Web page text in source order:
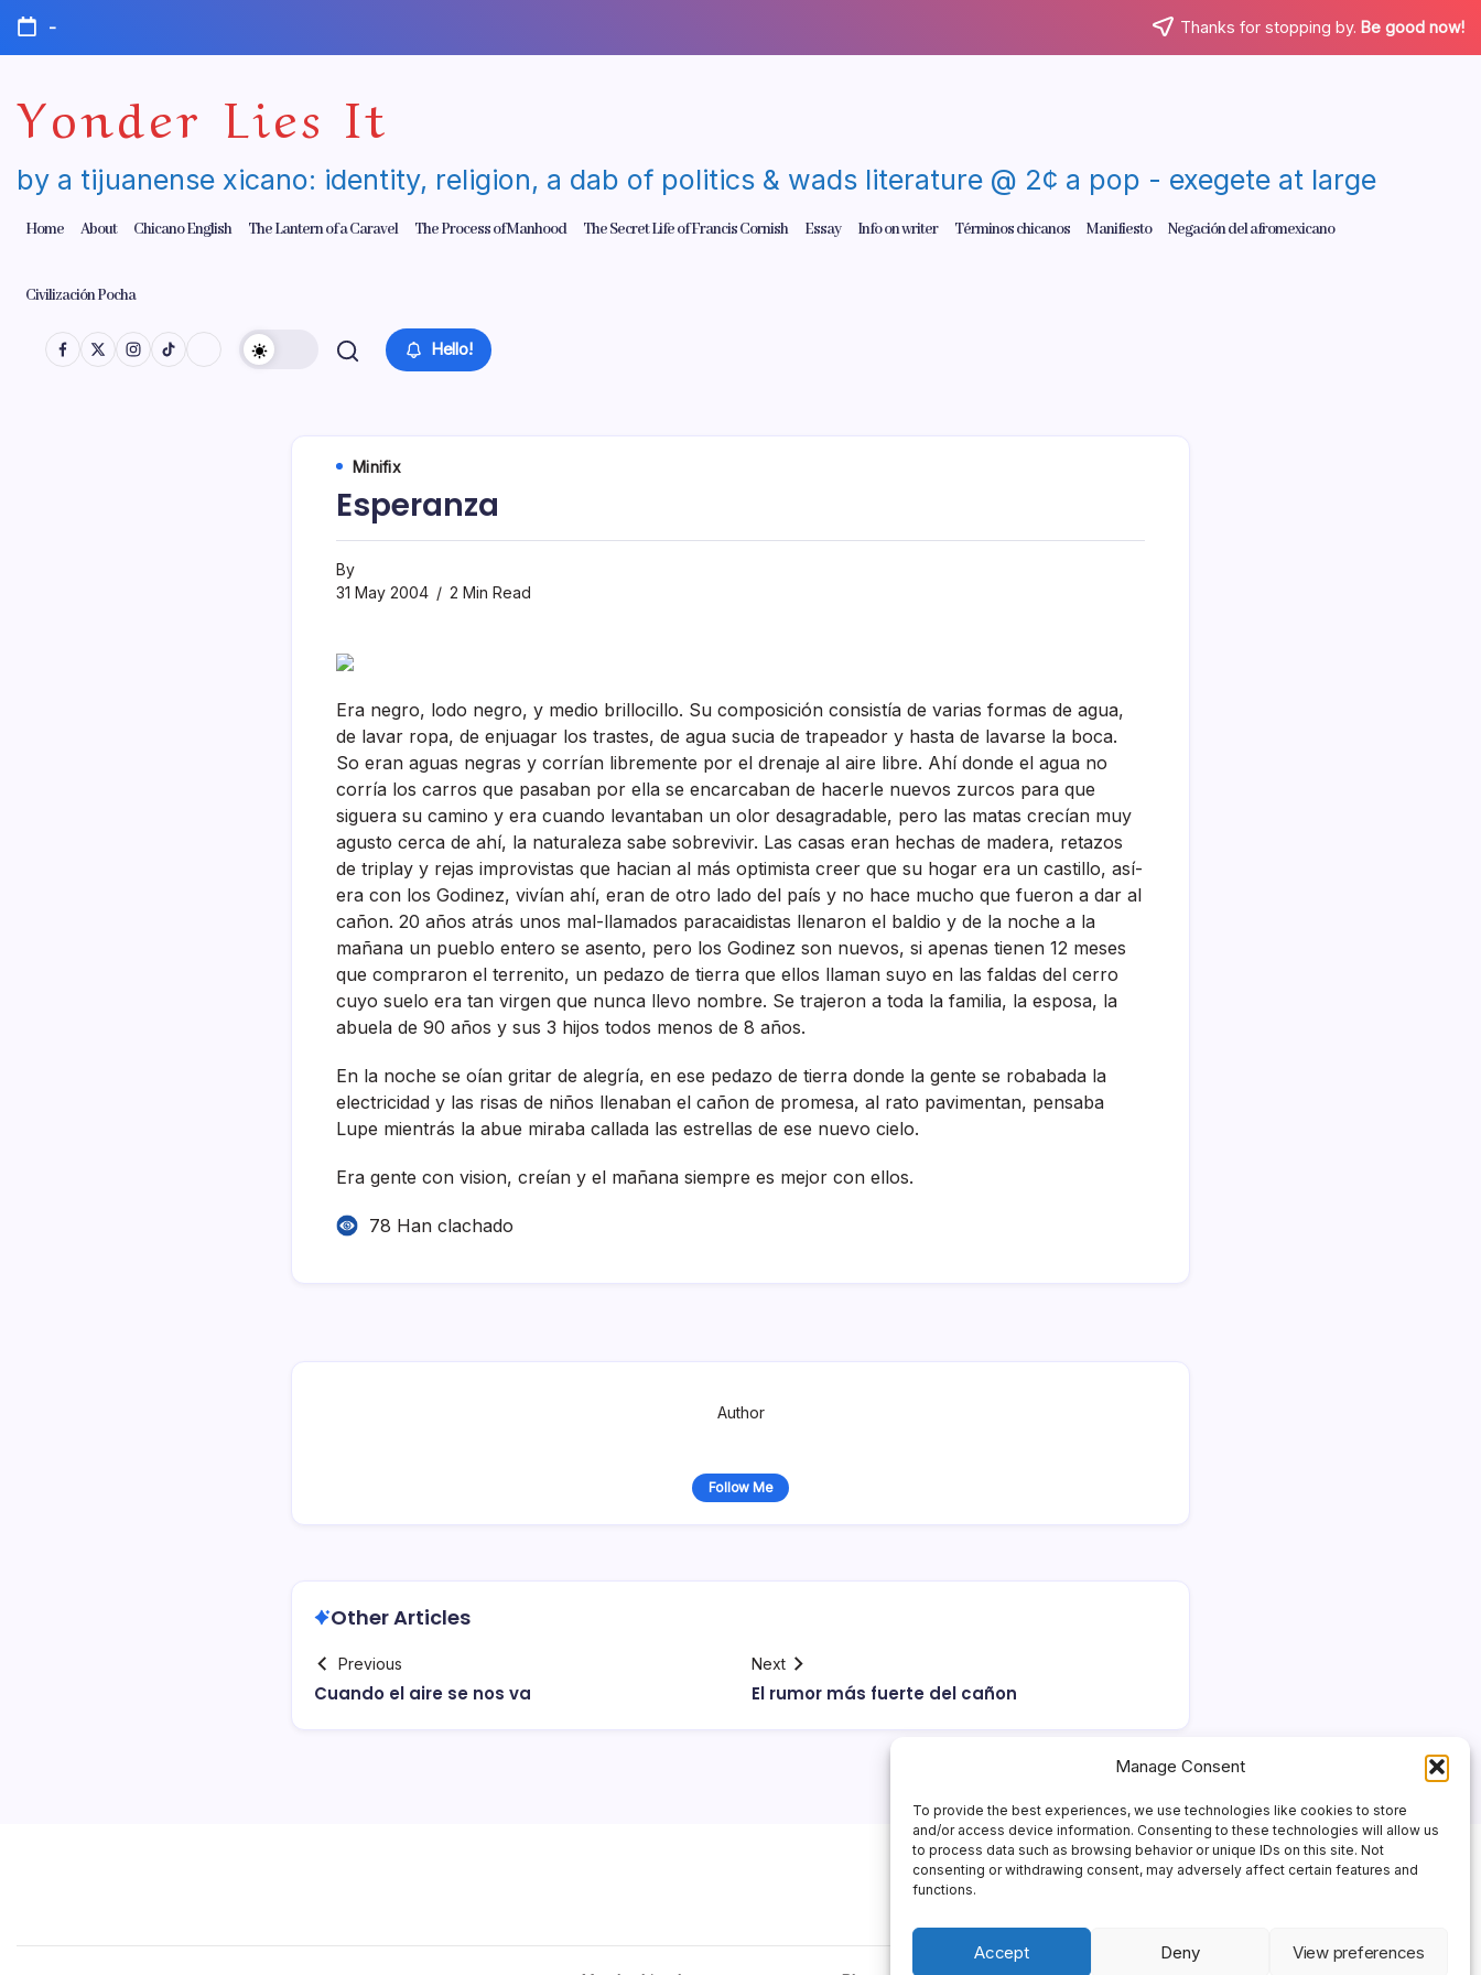
Manage Consent
To provide the best experiences, we use technologies like cookies to store
and/or access device information. Consenting to these technologies will allow us
to process data such as browsing behavior or unique IDs on this site. Not
consenting or withdrawing consent, may adversely affect certain features and
functions.
Accept Deny View preferences
Skip
content
- Thanks for stopping by. Be good now!
Yonder Lies It
by a tijuanense xicano: identity, religion, a dab of politics & wads literature @ 2¢ a pop - exegete at large
Home About Chicano English The Lantern of a Caravel The Process of Manhood The Secret Life of Francis Cornish Essay Info on writer Términos chicanos Manifiesto Negación del afromexicano
Civilización Pocha
Hello!
Minifix
Esperanza
By
31 May 2004
2 Min Read
Era negro, lodo negro, y medio brillocillo. Su composición consistí­a de varias formas de agua,
de lavar ropa, de enjuagar los trastes, de agua sucia de trapeador y hasta de lavarse la boca.
So eran aguas negras y corrí­an libremente por el drenaje al aire libre. Ahí­ donde el agua no
corrí­a los carros que pasaban por ella se encarcaban de hacerle nuevos zurcos para que
siguera su camino y era cuando levantaban un olor desagradable, pero las matas crecí­an muy
agusto cerca de ahí­, la naturaleza sabe sobrevivir. Las casas eran hechas de madera, retazos
de triplay y rejas improvistas que hacian al más optimista creer que su hogar era un castillo, así­
era con los Godinez, viví­an ahí­, eran de otro lado del paí­s y no hace mucho que fueron a dar al
cañon. 20 años atrás unos mal-llamados paracaidistas llenaron el baldio y de la noche a la
mañana un pueblo entero se asento, pero los Godinez son nuevos, si apenas tienen 12 meses
que compraron el terrenito, un pedazo de tierra que ellos llaman suyo en las faldas del cerro
cuyo suelo era tan virgen que nunca llevo nombre. Se trajeron a toda la familia, la esposa, la
abuela de 90 años y sus 3 hijos todos menos de 8 años.
En la noche se oí­an gritar de alegrí­a, en ese pedazo de tierra donde la gente se robabada la
electricidad y las risas de niños llenaban el cañon de promesa, al rato pavimentan, pensaba
Lupe mientrás la abue miraba callada las estrellas de ese nuevo cielo.
Era gente con vision, creí­an y el mañana siempre es mejor con ellos.
78 Han clachado
Author
Follow Me
Other Articles
Previous
Cuando el aire se nos va
Next
El rumor más fuerte del cañon